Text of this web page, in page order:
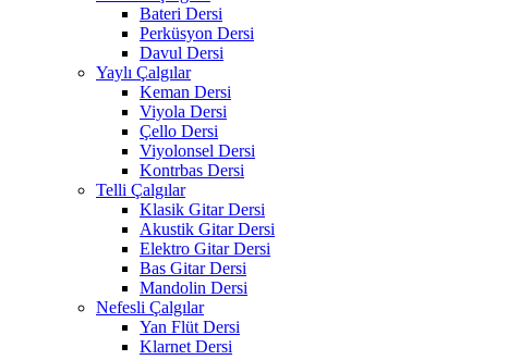
Bateri Dersi
Perküsyon Dersi
Davul Dersi
Yaylı Çalgılar
Keman Dersi
Viyola Dersi
Çello Dersi
Viyolonsel Dersi
Kontrbas Dersi
Telli Çalgılar
Klasik Gitar Dersi
Akustik Gitar Dersi
Elektro Gitar Dersi
Bas Gitar Dersi
Mandolin Dersi
Nefesli Çalgılar
Yan Flüt Dersi
Klarnet Dersi